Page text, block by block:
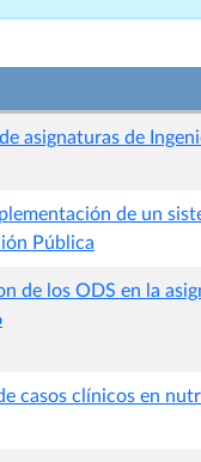
asignaturas de
de un
Pública
de los ODS en la
casos clínicos en